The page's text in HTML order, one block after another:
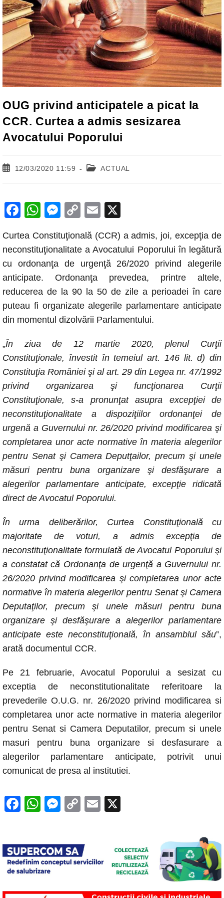
OUG privind anticipatele a picat la
CCR. Curtea a admis sesizarea
Avocatului Poporului
Post12/03/2020 11:59
PostACTUAL
F
c
e
b
o
o
k
W
at
s
A
p
p
M
ss
e
n
g
er
C
p
y
Li
n
k
E
ail
Curtea Constituţională (CCR) a admis, joi, excepţia de
neconstituţionalitate a Avocatului Poporului în legătură
cu ordonanţa de urgenţă 26/2020 privind alegerile
anticipate. Ordonanţa prevedea, printre altele,
reducerea de la 90 la 50 de zile a perioadei în care
puteau fi organizate alegerile parlamentare anticipate
din momentul dizolvării Parlamentului.
„În ziua de 12 martie 2020, plenul Curţii
Constituţionale, învestit în temeiul art. 146 lit. d) din
Constituţia României şi al art. 29 din Legea nr. 47/1992
privind organizarea şi funcţionarea Curţii
Constituţionale, s-a pronunţat asupra excepţiei de
neconstituţionalitate a dispoziţiilor ordonanţei de
urgenă a Guvernului nr. 26/2020 privind modificarea şi
completarea unor acte normative în materia alegerilor
pentru Senat şi Camera Deputţailor, precum şi unele
măsuri pentru buna organizare şi desfăşurare a
alegerilor parlamentare anticipate, excepţie ridicată
direct de Avocatul Poporului.
În urma deliberărilor, Curtea Constituţională cu
majoritate de voturi, a admis excepţia de
neconstituţionalitate formulată de Avocatul Poporului şi
a constatat că Ordonanţa de urgenţă a Guvernului nr.
26/2020 privind modificarea şi completarea unor acte
normative în materia alegerilor pentru Senat şi Camera
Deputaţilor, precum şi unele măsuri pentru buna
organizare şi desfăşurare a alegerilor parlamentare
anticipate este neconstituţională, în ansamblul său”,
arată documentul CCR.
Pe 21 februarie, Avocatul Poporului a sesizat cu
exceptia de neconstitutionalitate referitoare la
prevederile O.U.G. nr. 26/2020 privind modificarea si
completarea unor acte normative in materia alegerilor
pentru Senat si Camera Deputatilor, precum si unele
masuri pentru buna organizare si desfasurare a
alegerilor parlamentare anticipate, potrivit unui
comunicat de presa al institutiei.
F
e
b
W
s
A
M
e
n
C
y
Li
E